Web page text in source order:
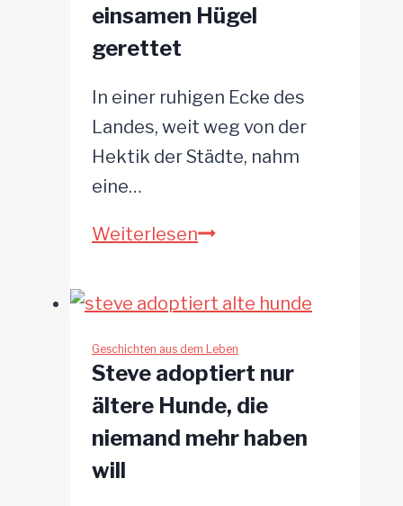
einsamen Hügel
gerettet
In einer ruhigen Ecke des
Landes, weit weg von der
Hektik der Städte, nahm
eine…
WeiterlesenWelpe
einem
Hügel
gerettet
Geschichten aus dem Leben
Steve adoptiert nur
ältere Hunde, die
niemand mehr haben
will